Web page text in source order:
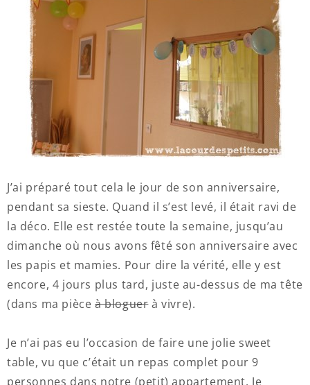
J’ai préparé tout cela le jour de son anniversaire,
pendant sa sieste. Quand il s’est levé, il était ravi de
la déco. Elle est restée toute la semaine, jusqu’au
dimanche où nous avons fêté son anniversaire avec
les papis et mamies. Pour dire la vérité, elle y est
encore, 4 jours plus tard, juste au-dessus de ma tête
(dans ma pièce à bloguerà vivre).
Je n’ai pas eu l’occasion de faire une jolie sweet
table, vu que c’était un repas complet pour 9
personnes dans notre (petit) appartement. Je